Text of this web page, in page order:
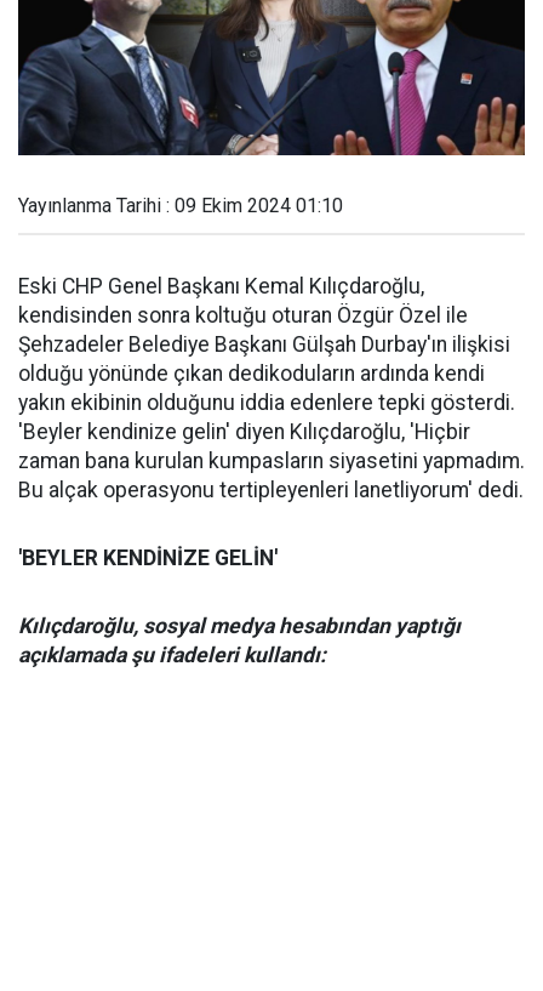
Yayınlanma Tarihi : 09 Ekim 2024 01:10
Eski CHP Genel Başkanı Kemal Kılıçdaroğlu,
kendisinden sonra koltuğu oturan Özgür Özel ile
Şehzadeler Belediye Başkanı Gülşah Durbay'ın ilişkisi
olduğu yönünde çıkan dedikoduların ardında kendi
yakın ekibinin olduğunu iddia edenlere tepki gösterdi.
'Beyler kendinize gelin' diyen Kılıçdaroğlu, 'Hiçbir
zaman bana kurulan kumpasların siyasetini yapmadım.
Bu alçak operasyonu tertipleyenleri lanetliyorum' dedi.
'BEYLER KENDİNİZE GELİN'
Kılıçdaroğlu, sosyal medya hesabından yaptığı
açıklamada şu ifadeleri kullandı: